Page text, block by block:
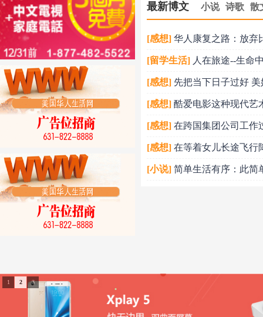
最新博文 小说 诗歌 散
[感想] 华人康复之路：放弃
[留学生活] 人在旅途--生命
[感想] 先把当下日子过好
[感想] 酷爱电影这种现代艺
[感想] 在跨国集团公司工作
[感想] 在等着女儿长途飞行
[小说] 简单生活有序：此简
1 2 3